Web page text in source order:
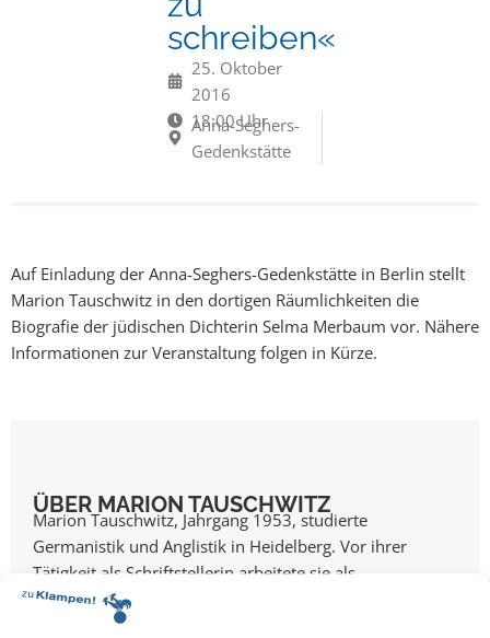
schreiben«
25. Oktober
2016
18:00 Uhr
Anna-Seghers-
Gedenkstätte
Auf Einladung der Anna-Seghers-Gedenkstätte in Berlin stellt
Marion Tauschwitz in den dortigen Räumlichkeiten die
Biografie der jüdischen Dichterin Selma Merbaum vor. Nähere
Informationen zur Veranstaltung folgen in Kürze.
ÜBER MARION TAUSCHWITZ
Marion Tauschwitz, Jahrgang 1953, studierte
Germanistik und Anglistik in Heidelberg. Vor ihrer
Tätigkeit als Schriftstellerin arbeitete sie als
Gymnasiallehrerin und Dozentin. Tauschwitz war engste
Vertraute ...